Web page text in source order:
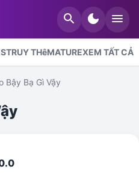
search dark_mode menu
TRUY THêMATUREXEM TẤT CẢ
Bậy Bạ Gì Vậy